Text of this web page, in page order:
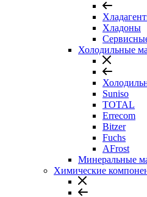
Хладоны
Холодильные
Suniso
TOTAL
Errecom
Bitzer
Fuchs
AFrost
Минеральные
Химические